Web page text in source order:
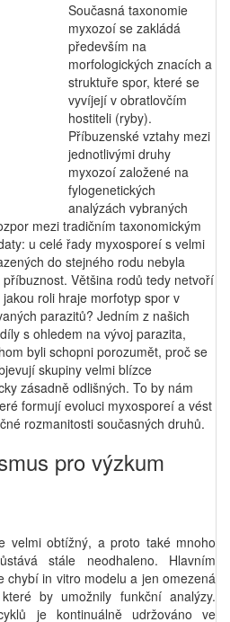
Současná taxonomie
myxozoí se zakládá
především na
morfologických znacích a
struktuře spor, které se
vyvíjejí v obratlovčím
hostiteli (ryby).
Příbuzenské vztahy mezi
jednotlivými druhy
myxozoí založené na
fylogenetických
analýzách vybraných
mezi tradičním taxonomickým
u celé řady myxosporeí s velmi
do stejného rodu nebyla
Většina rodů tedy netvoří
roli hraje morfotyp spor v
parazitů? Jedním z našich
s ohledem na vývoj parazita,
byli schopni porozumět, proč se
skupiny velmi blízce
zásadně odlišných. To by nám
formují evoluci myxosporeí a vést
rozmanitosti současných druhů.
pro výzkum
velmi obtížný, a proto také mnoho
stále neodhaleno. Hlavním
chybí in vitro modelu a jen omezená
by umožnily funkční analýzy.
je kontinuálně udržováno ve